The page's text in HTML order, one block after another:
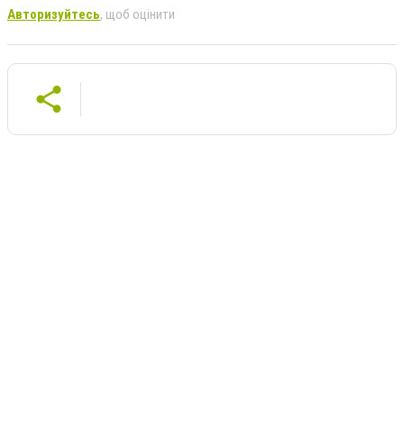
Авторизуйтесь, щоб оцінити